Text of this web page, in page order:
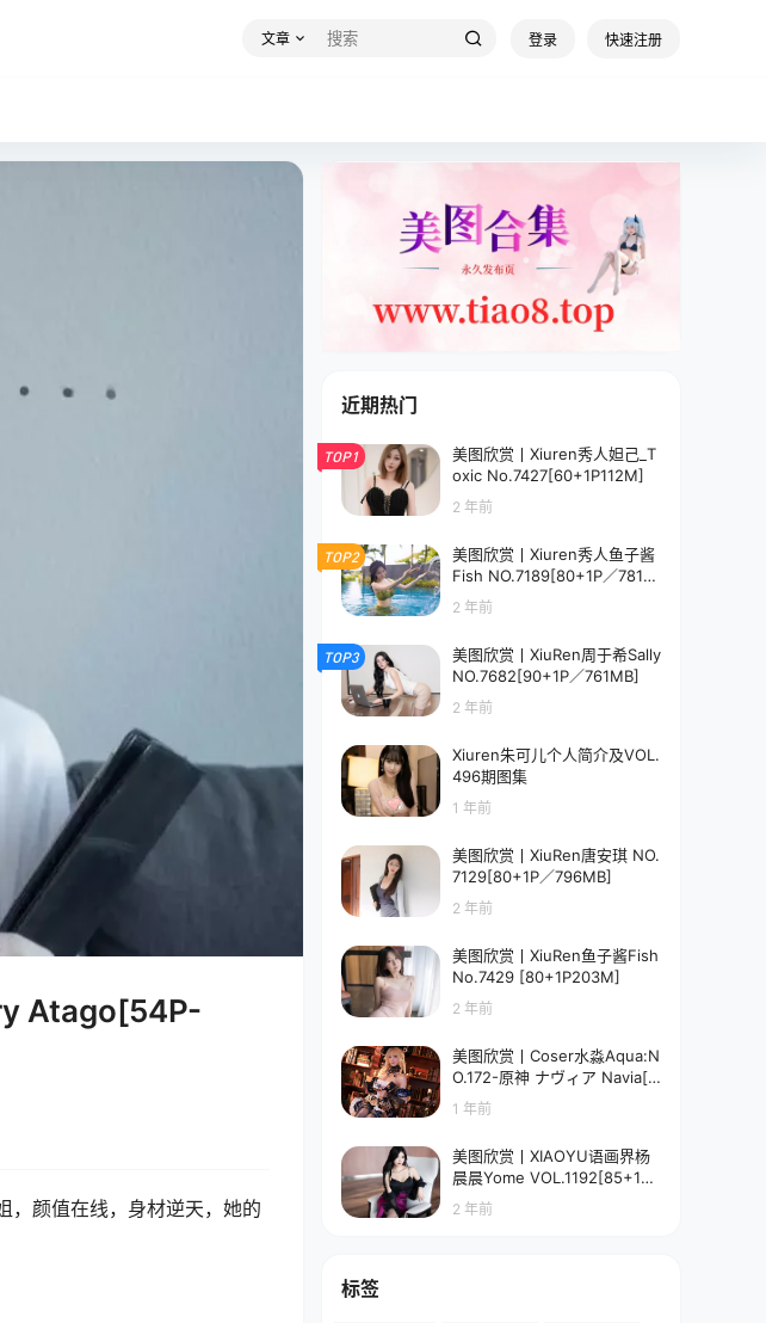
文章 登录 快速注册
Atago[54P-
，颜值在线，身材逆天，她的
近期热门
TOP1
美图欣赏丨Xiuren秀人妲己_T
oxic No.7427[60+1P112M]
2 年前
TOP2
美图欣赏丨Xiuren秀人鱼子酱
Fish NO.7189[80+1P／781M
2 年前
TOP3
美图欣赏丨XiuRen周于希Sally
NO.7682[90+1P／761MB]
2 年前
Xiuren朱可儿个人简介及VOL.
496期图集
1 年前
美图欣赏丨XiuRen唐安琪 NO.
7129[80+1P／796MB]
2 年前
美图欣赏丨XiuRen鱼子酱Fish
No.7429 [80+1P203M]
2 年前
美图欣赏丨Coser水淼Aqua:N
O.172-原神 ナヴィア Navia[5
8P-90.7M]
1 年前
美图欣赏丨XIAOYU语画界杨
晨晨Yome VOL.1192[85+1P
／673MB]
2 年前
标签